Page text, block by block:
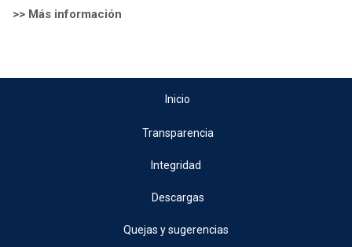
>> Más información
Inicio
Transparencia
Integridad
Descargas
Quejas y sugerencias